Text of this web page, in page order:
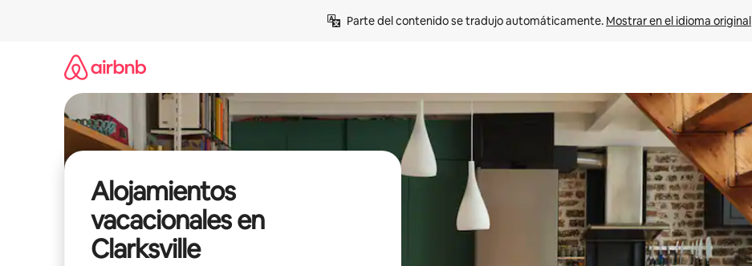
Parte del contenido se tradujo automáticamente. Mostrar en el idioma original
Alojamientos
vacacionales en
Clarksville